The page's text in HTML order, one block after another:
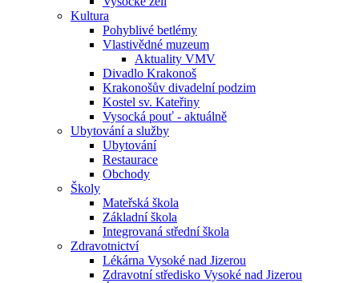
Kultura
Pohyblivé betlémy
Vlastivědné muzeum
Aktuality VMV
Divadlo Krakonoš
Krakonošův divadelní podzim
Kostel sv. Kateřiny
Vysocká pouť - aktuálně
Ubytování a služby
Ubytování
Restaurace
Obchody
Školy
Mateřská škola
Základní škola
Integrovaná střední škola
Zdravotnictví
Lékárna Vysoké nad Jizerou
Zdravotní středisko Vysoké nad Jizerou